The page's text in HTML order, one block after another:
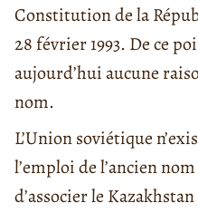
Constitution de la
28 février 1993. De ce
aujourd’hui aucune
nom.
L’Union soviétique
l’emploi de l’ancien
d’associer le